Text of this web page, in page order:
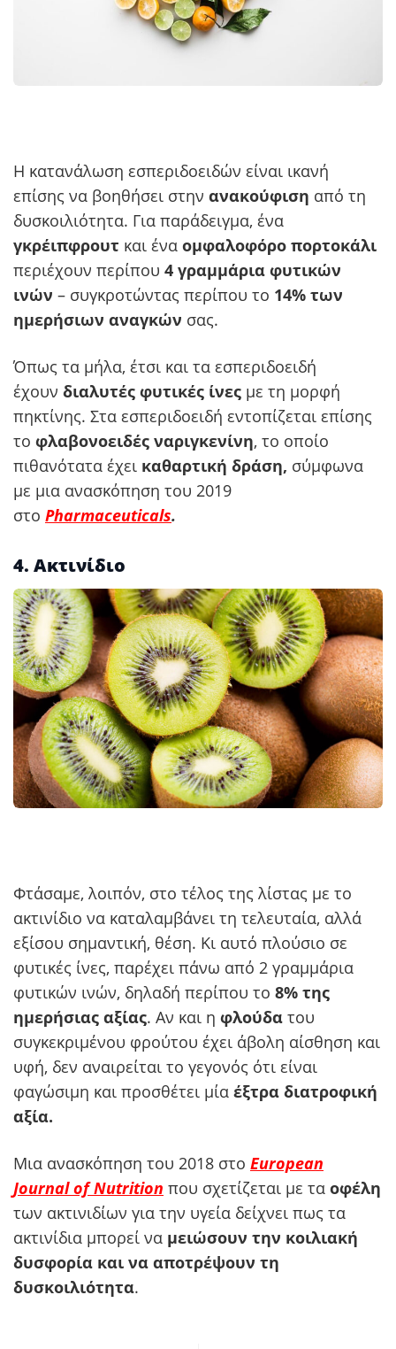
Η κατανάλωση εσπεριδοειδών είναι ικανή
επίσης να βοηθήσει στην ανακούφιση από τη
δυσκοιλιότητα. Για παράδειγμα, ένα
γκρέιπφρουτ και ένα ομφαλοφόρο πορτοκάλι
περιέχουν περίπου 4 γραμμάρια φυτικών
ινών – συγκροτώντας περίπου το 14% των
ημερήσιων αναγκών σας.
Όπως τα μήλα, έτσι και τα εσπεριδοειδή
έχουν διαλυτές φυτικές ίνες με τη μορφή
πηκτίνης. Στα εσπεριδοειδή εντοπίζεται επίσης
το φλαβονοειδές ναριγκενίνη, το οποίο
πιθανότατα έχει καθαρτική δράση, σύμφωνα
με μια ανασκόπηση του 2019
στο Pharmaceuticals.
4. Ακτινίδιο
Φτάσαμε, λοιπόν, στο τέλος της λίστας με το
ακτινίδιο να καταλαμβάνει τη τελευταία, αλλά
εξίσου σημαντική, θέση. Κι αυτό πλούσιο σε
φυτικές ίνες, παρέχει πάνω από 2 γραμμάρια
φυτικών ινών, δηλαδή περίπου το 8% της
ημερήσιας αξίας. Αν και η φλούδα του
συγκεκριμένου φρούτου έχει άβολη αίσθηση και
υφή, δεν αναιρείται το γεγονός ότι είναι
φαγώσιμη και προσθέτει μία έξτρα διατροφική
αξία.
Μια ανασκόπηση του 2018 στο European
Journal of Nutrition που σχετίζεται με τα οφέλη
των ακτινιδίων για την υγεία δείχνει πως τα
ακτινίδια μπορεί να μειώσουν την κοιλιακή
δυσφορία και να αποτρέψουν τη
δυσκοιλιότητα.